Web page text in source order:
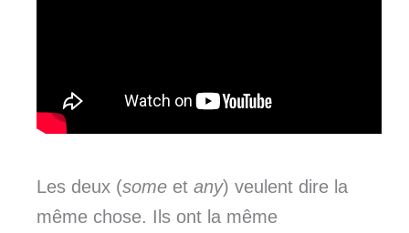
Les deux (some et any) veulent dire la
même chose. Ils ont la même